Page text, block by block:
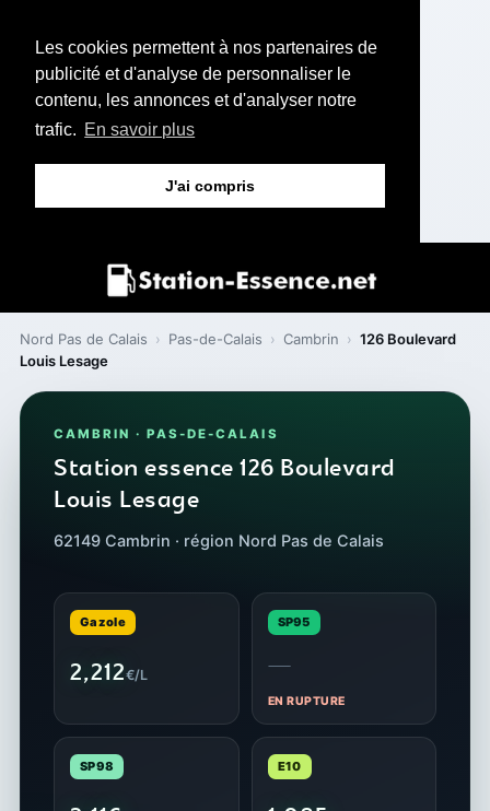
Les cookies permettent à nos partenaires de
publicité et d'analyse de personnaliser le
contenu, les annonces et d'analyser notre
trafic. En savoir plus
J'ai compris
Nord Pas de Calais › Pas-de-Calais › Cambrin › 126 Boulevard
Louis Lesage
CAMBRIN · PAS-DE-CALAIS
Station essence 126 Boulevard
Louis Lesage
62149 Cambrin · région Nord Pas de Calais
Gazole
2,212€/L
SP95
—
EN RUPTURE
SP98 E10